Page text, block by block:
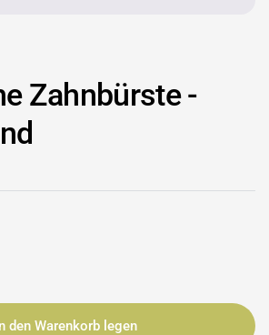
Zahnbürste -
den Warenkorb legen